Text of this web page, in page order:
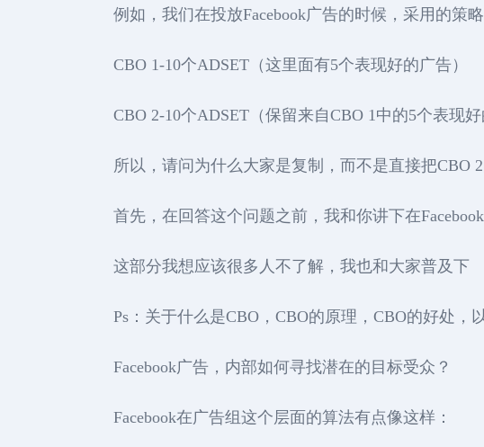
例如，我们在投放Facebook广告的时候，采用的策略
CBO 1-10个ADSET（这里面有5个表现好的广告）
CBO 2-10个ADSET（保留来自CBO 1中的5个表现
所以，请问为什么大家是复制，而不是直接把CBO
首先，在回答这个问题之前，我和你讲下在
这部分我想应该很多人不了解，我也和大家普及下
Ps：关于什么是CBO，CBO的原理，CBO的好处，
Facebook广告，内部如何寻找潜在的目标受众？
Facebook在广告组这个层面的算法有点像这样：